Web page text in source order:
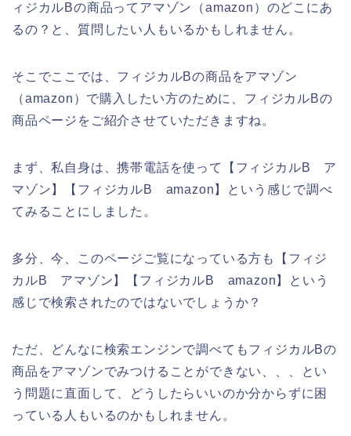
ィジカルBの商品ってアマゾン（amazon）のどこにあ
るの？と、質問したい人もいるかもしれません。
そこでここでは、フィジカルBの商品をアマゾン
（amazon）で購入したい方のために、フィジカルBの
商品ページをご紹介させていただきますね。
まず、私自身は、携帯電話を使って【フィジカルB ア
マゾン】【フィジカルB amazon】という感じで調べ
てみることにしました。
多分、今、このページご覧になっている方も【フィジ
カルB アマゾン】【フィジカルB amazon】という
感じで検索されたのではないでしょうか？
ただ、どんなに検索エンジンで調べてもフィジカルBの
商品をアマゾンでみつけることができない、、、とい
う問題に直面して、どうしたらいいのか分からずに困
っている人もいるのかもしれません。